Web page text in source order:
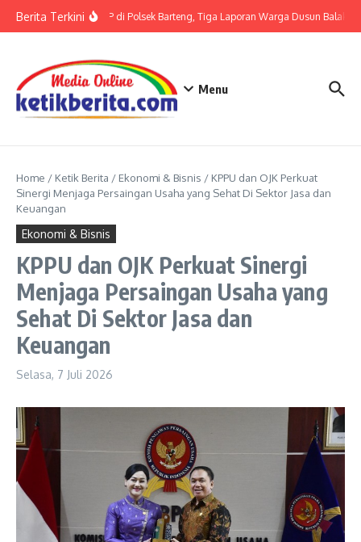
Berita TerkiniTerkait LP di Polsek Barteng, Tiga Laporan Warga Dusun Balaka
Menu
Home / Ketik Berita / Ekonomi & Bisnis / KPPU dan OJK Perkuat
Sinergi Menjaga Persaingan Usaha yang Sehat Di Sektor Jasa dan
Keuangan
Ekonomi & Bisnis
KPPU dan OJK Perkuat Sinergi
Menjaga Persaingan Usaha yang
Sehat Di Sektor Jasa dan
Keuangan
Selasa, 7 Juli 2026